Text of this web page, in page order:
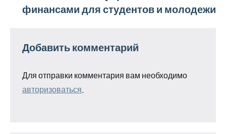
финансами для студентов и молодежи
Добавить комментарий
Для отправки комментария вам необходимо
авторизоваться